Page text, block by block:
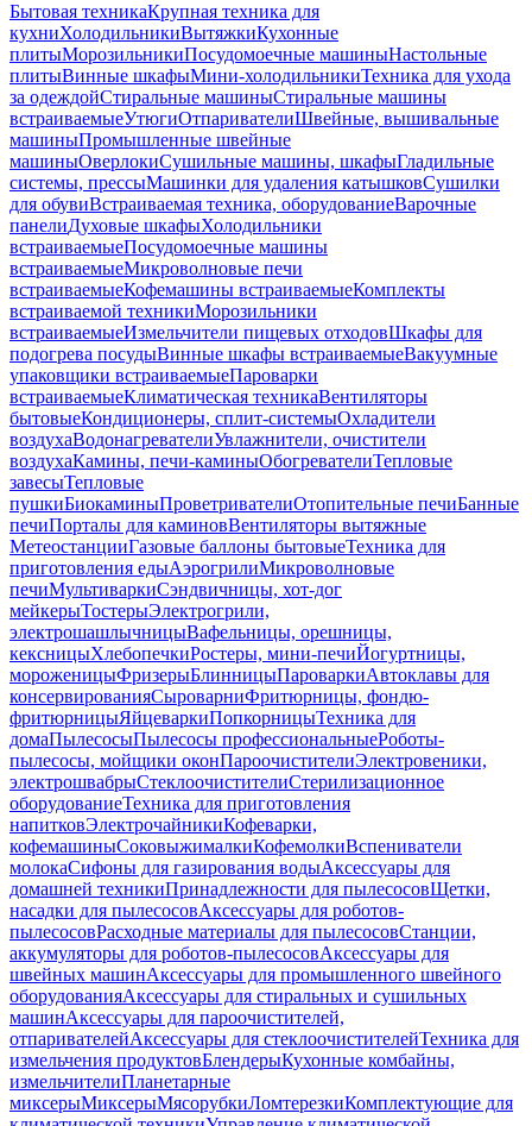
Бытовая техникаКрупная техника для
кухниХолодильникиВытяжкиКухонные
плитыМорозильникиПосудомоечные машиныНастольные
плитыВинные шкафыМини-холодильникиТехника для ухода
за одеждойСтиральные машиныСтиральные машины
встраиваемыеУтюгиОтпаривателиШвейные, вышивальные
машиныПромышленные швейные
машиныОверлокиСушильные машины, шкафыГладильные
системы, прессыМашинки для удаления катышковСушилки
для обувиВстраиваемая техника, оборудованиеВарочные
панелиДуховые шкафыХолодильники
встраиваемыеПосудомоечные машины
встраиваемыеМикроволновые печи
встраиваемыеКофемашины встраиваемыеКомплекты
встраиваемой техникиМорозильники
встраиваемыеИзмельчители пищевых отходовШкафы для
подогрева посудыВинные шкафы встраиваемыеВакуумные
упаковщики встраиваемыеПароварки
встраиваемыеКлиматическая техникаВентиляторы
бытовыеКондиционеры, сплит-системыОхладители
воздухаВодонагревателиУвлажнители, очистители
воздухаКамины, печи-каминыОбогревателиТепловые
завесыТепловые
пушкиБиокаминыПроветривателиОтопительные печиБанные
печиПорталы для каминовВентиляторы вытяжные
МетеостанцииГазовые баллоны бытовыеТехника для
приготовления едыАэрогрилиМикроволновые
печиМультиваркиСэндвичницы, хот-дог
мейкерыТостерыЭлектрогрили,
электрошашлычницыВафельницы, орешницы,
кексницыХлебопечкиРостеры, мини-печиЙогуртницы,
мороженицыФризерыБлинницыПароваркиАвтоклавы для
консервированияСыроварниФритюрницы, фондю-
фритюрницыЯйцеваркиПопкорницыТехника для
домаПылесосыПылесосы профессиональныеРоботы-
пылесосы, мойщики оконПароочистителиЭлектровеники,
электрошвабрыСтеклоочистителиСтерилизационное
оборудованиеТехника для приготовления
напитковЭлектрочайникиКофеварки,
кофемашиныСоковыжималкиКофемолкиВспениватели
молокаСифоны для газирования водыАксессуары для
домашней техникиПринадлежности для пылесосовЩетки,
насадки для пылесосовАксессуары для роботов-
пылесосовРасходные материалы для пылесосовСтанции,
аккумуляторы для роботов-пылесосовАксессуары для
швейных машинАксессуары для промышленного швейного
оборудованияАксессуары для стиральных и сушильных
машинАксессуары для пароочистителей,
отпаривателейАксессуары для стеклоочистителейТехника для
измельчения продуктовБлендерыКухонные комбайны,
измельчителиПланетарные
миксерыМиксерыМясорубкиЛомтерезкиКомплектующие для